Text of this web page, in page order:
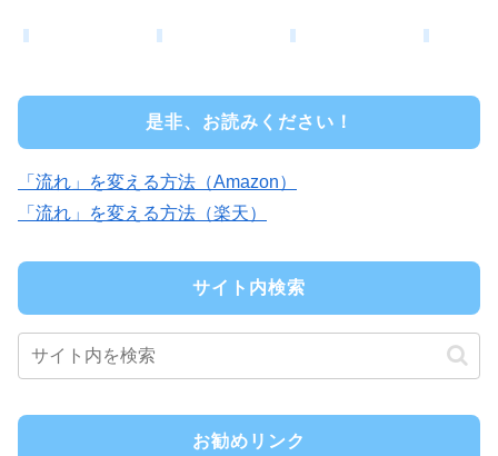
是非、お読みください！
「流れ」を変える方法（Amazon）
「流れ」を変える方法（楽天）
サイト内検索
お勧めリンク